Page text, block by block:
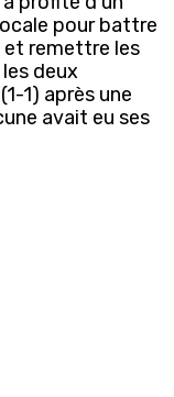
pour battre
et remettre les
deux
1) après une
avait eu ses